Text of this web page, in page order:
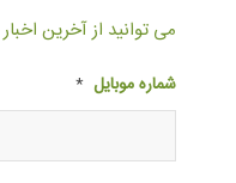
می توانید از آخرین
شماره موبایل *